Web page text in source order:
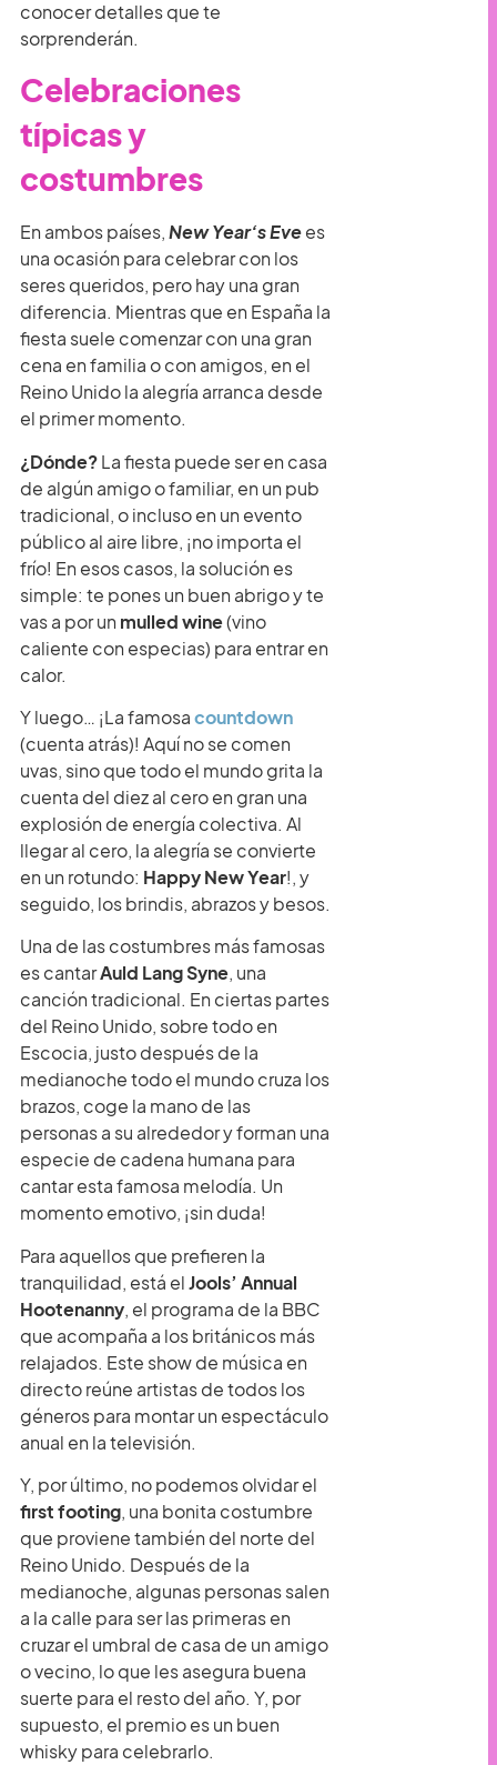
conocer detalles que te
sorprenderán.
Celebraciones
típicas y
costumbres
En ambos países,New Year’s Evees
una ocasión para celebrar con los
seres queridos, pero hay una gran
diferencia. Mientras que en España la
fiesta suele comenzar con una gran
cena en familia o con amigos, en el
Reino Unido la alegría arranca desde
el primer momento.
¿Dónde?La fiesta puede ser en casa
de algún amigo o familiar, en un pub
tradicional, o incluso en un evento
público al aire libre, ¡no importa el
frío! En esos casos, la solución es
simple: te pones un buen abrigo y te
vas a por un mulled wine(vino
caliente con especias) para entrar en
calor.
Y luego… ¡La famosacountdown
(cuenta atrás)! Aquí no se comen
uvas, sino que todo el mundo grita la
cuenta del diez al cero en gran una
explosión de energía colectiva. Al
llegar al cero, la alegría se convierte
en un rotundo: Happy New Year!, y
seguido, los brindis, abrazos y besos.
Una de las costumbres más famosas
es cantarAuld Lang Syne, una
canción tradicional. En ciertas partes
del Reino Unido, sobre todo en
Escocia, justo después de la
medianoche todo el mundo cruza los
brazos, coge la mano de las
personas a su alrededor y forman una
especie de cadena humana para
cantar esta famosa melodía. Un
momento emotivo, ¡sin duda!
Para aquellos que prefieren la
tranquilidad, está elJools’ Annual
Hootenanny, el programa de la BBC
que acompaña a los británicos más
relajados. Este show de música en
directo reúne artistas de todos los
géneros para montar un espectáculo
anual en la televisión.
Y, por último, no podemos olvidar el
first footing, una bonita costumbre
que proviene también del norte del
Reino Unido. Después de la
medianoche, algunas personas salen
a la calle para ser las primeras en
cruzar el umbral de casa de un amigo
o vecino, lo que les asegura buena
suerte para el resto del año. Y, por
supuesto, el premio es un buen
whisky para celebrarlo.